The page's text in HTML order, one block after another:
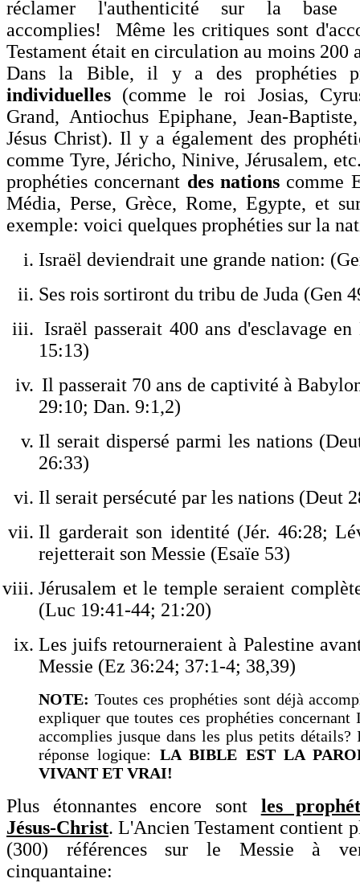
réclamer l'authenticité sur la base
accomplies! Même les critiques sont d'
Testament était en circulation au moins 200
Dans la Bible, il y a des prophéties
individuelles (comme le roi Josias,
Grand, Antiochus Epiphane, Jean-
Jésus Christ). Il y a également des
comme Tyre, Jéricho, Ninive, Jérusalem,
prophéties concernant des nations comme
Média, Perse, Grèce, Rome, Egypte, et
exemple: voici quelques prophéties sur la
Israël deviendrait une grande nation:
Ses rois sortiront du tribu de Juda (Gen
Israël passerait 400 ans d'esclavage
15:13)
Il passerait 70 ans de captivité à
29:10; Dan. 9:1,2)
Il serait dispersé parmi les nations
26:33)
Il serait persécuté par les nations (Deut
Il garderait son identité (Jér. 46:28;
rejetterait son Messie (Esaïe 53)
Jérusalem et le temple seraient
(Luc 19:41-44; 21:20)
Les juifs retourneraient à Palestine
Messie (Ez 36:24; 37:1-4; 38,39)
NOTE: Toutes ces prophéties sont déjà
expliquer que toutes ces prophéties concernant
accomplies jusque dans les plus petits
réponse logique: LA BIBLE EST LA
VIVANT ET VRAI!
Plus étonnantes encore sont
les
Jésus-Christ. L'Ancien Testament contient
(300) références sur le Messie à
cinquantaine: